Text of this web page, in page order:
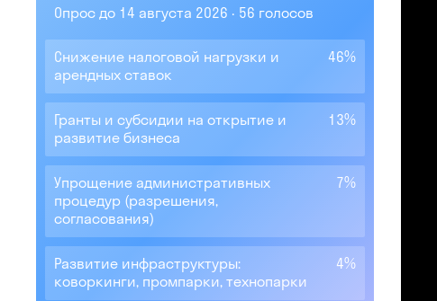
Опрос до 14 августа 2026 56 голосов
Снижение налоговой нагрузки и
арендных ставок
46%
Гранты и субсидии на открытие и
развитие бизнеса
13%
Упрощение административных
процедур (разрешения,
согласования)
7%
Развитие инфраструктуры:
коворкинги, промпарки, технопарки
4%